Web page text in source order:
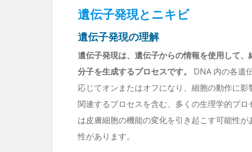
遺伝子発現とニキビ
遺伝子発現の理解
遺伝子発現は、遺伝子からの情報を使用して
分子を生成するプロセスです。
DNA 内の各遺
応じてオンまたはオフになり、細胞の動作に
関連するプロセスを含む、多くの生理学的プ
は皮膚細胞の機能の変化を引き起こす可能性
性があります。